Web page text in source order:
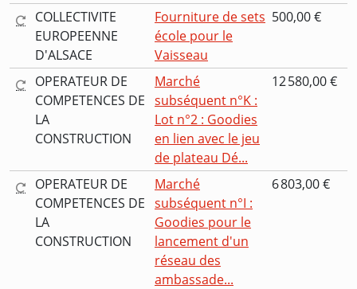
COLLECTIVITE
EUROPEENNE
D'ALSACE
Fourniture de sets
école pour le
Vaisseau
500,00 €
OPERATEUR DE
COMPETENCES DE
LA
CONSTRUCTION
Marché
subséquent n°K :
Lot n°2 : Goodies
en lien avec le jeu
de plateau Dé...
12 580,00 €
OPERATEUR DE
COMPETENCES DE
LA
CONSTRUCTION
Marché
subséquent n°I :
Goodies pour le
lancement d'un
réseau des
ambassade...
6 803,00 €